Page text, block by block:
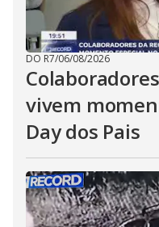
DO R7/06/08/2026
vivem
Day dos Pais